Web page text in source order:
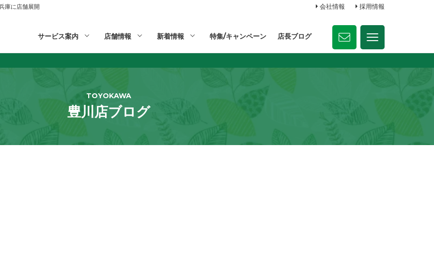
庫に店舗展開 会社情報 採用情報
サービス案内 店舗情報 新着情報 特集/キャンペーン 店長ブログ
TOYOKAWA
豊川店ブログ